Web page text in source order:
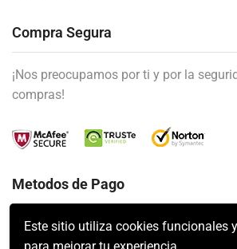
Este sitio utiliza cookies funcionales
Compra Segura
¡Nos preocupamos por ti y por la
compras!
Metodos de Pago